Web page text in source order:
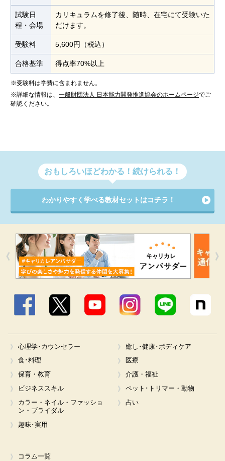
試験日
程・会場
カリキュラムを修了後、随時、在宅にて受験いた
だけます。
受験料 5,600円（税込）
合格基準 得点率70%以上
※受験料は学費に含まれません。
※詳細な情報は、 一般財団法人 日本能力開発推進協会のホームページでご
確認ください。
おもしろいほどわかる！続けられる！
わかりやすく学べる教材セットはコチラ！
Facebook X YouTube Instagram LINE
心理学･カウンセラー
癒し･健康･ボディケア
食･料理
医療
保育・教育
介護・福祉
ビジネススキル
ペット･トリマー・動物
カラー・ネイル・ファッショ
ン・ブライダル
占い
趣味･実用
コラム一覧